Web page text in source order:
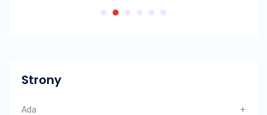
Strony
Ada +